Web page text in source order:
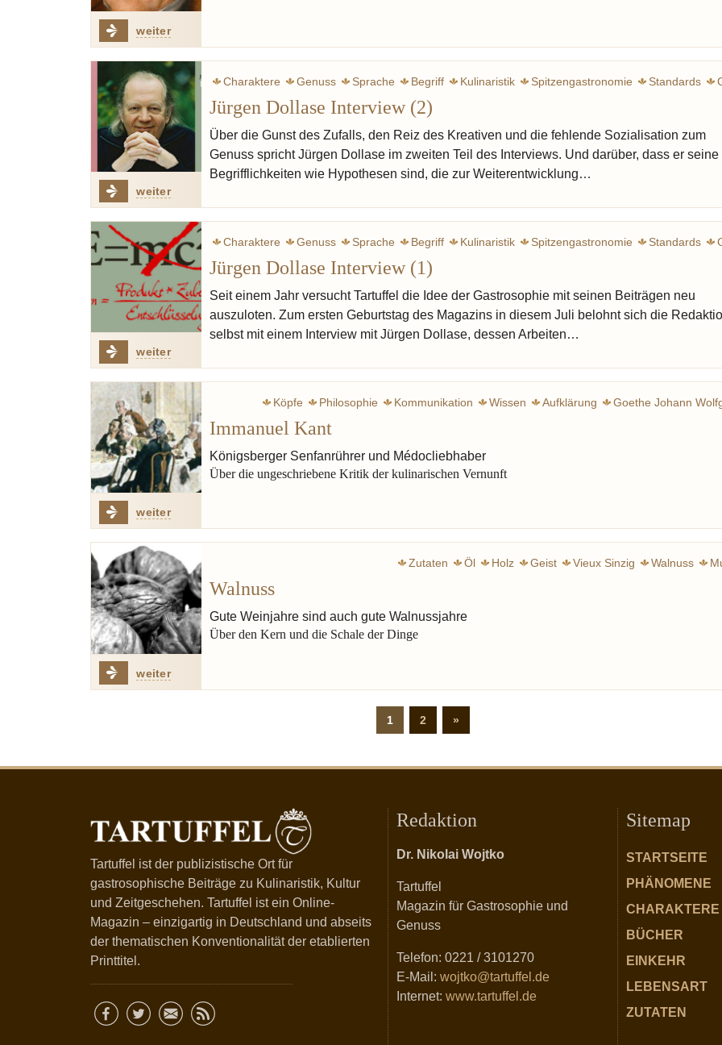
weiter
weiter
Charaktere Genuss Sprache Begriff Kulinaristik Spitzengastronomie Standards
Ruhl Thomas
Gerfer-Ruhl Carola
Robuchon Joël
Reitbauer Heinz Bottura
Jürgen Dollase Interview (2)
Über die Gunst des Zufalls, den Reiz des Kreativen und die fehlende Sozialisation zum
Genuss spricht Jürgen Dollase im zweiten Teil des Interviews. Und darüber, dass er seine
Begrifflichkeiten wie Hypothesen sind, die zur Weiterentwicklung…
weiter
Charaktere Genuss Sprache Begriff Kulinaristik Spitzengastronomie Standards
Jürgen Dollase Interview (1)
Seit einem Jahr versucht Tartuffel die Idee der Gastrosophie mit seinen Beiträgen neu
auszuloten. Zum ersten Geburtstag des Magazins in diesem Juli belohnt sich die
selbst mit einem Interview mit Jürgen Dollase, dessen Arbeiten…
weiter
Köpfe Philosophie Kommunikation Wissen Aufklärung
Goethe Johann
Schiller Friedrich
Königsberg
Immanuel Kant
Königsberger Senfanrührer und Médocliebhaber
Über die ungeschriebene Kritik der kulinarischen Vernunft
weiter
Zutaten Öl Holz Geist Vieux Sinzig Walnuss
Walnuss
Gute Weinjahre sind auch gute Walnussjahre
Über den Kern und die Schale der Dinge
1 2 »
Tartuffel ist der publizistische Ort für
gastrosophische Beiträge zu Kulinaristik, Kultur
und Zeitgeschehen. Tartuffel ist ein Online-
Magazin – einzigartig in Deutschland und abseits
der thematischen Konventionalität der etablierten
Printtitel.
Redaktion
Dr. Nikolai Wojtko
Tartuffel
Magazin für Gastrosophie und
Genuss
Telefon: 0221 / 3101270
E-Mail: wojtko@tartuffel.de
Internet: www.tartuffel.de
Sitemap
STARTSEITE
PHÄNOMENE
CHARAKTERE
BÜCHER
EINKEHR
LEBENSART
ZUTATEN